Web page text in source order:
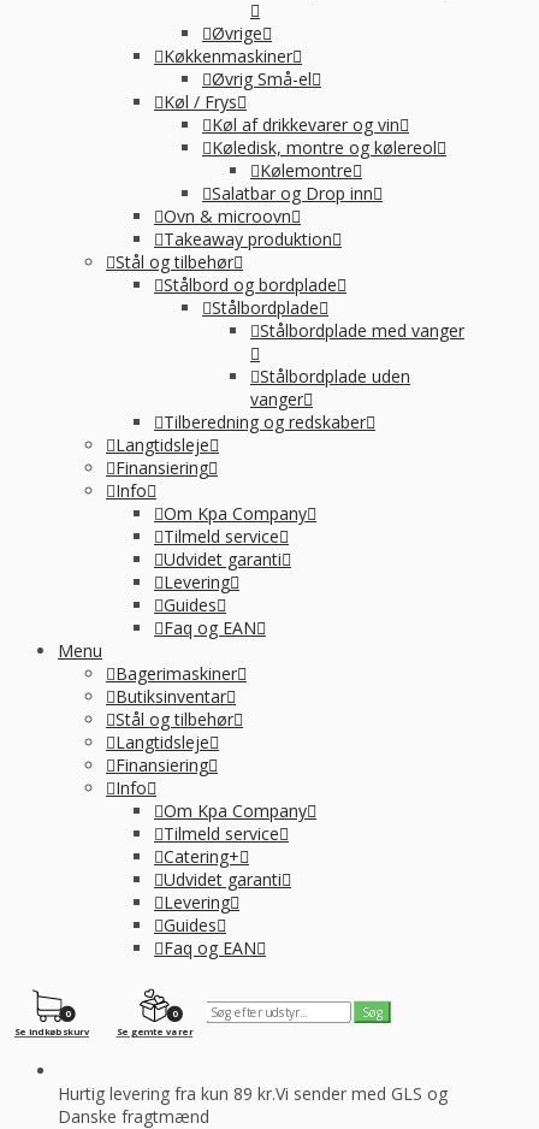
Øvrige
Køkkenmaskiner
Øvrig Små-el
Køl / Frys
Køl af drikkevarer og vin
Køledisk, montre og kølereol
Kølemontre
Salatbar og Drop inn
Ovn & microovn
Takeaway produktion
Stål og tilbehør
Stålbord og bordplade
Stålbordplade
Stålbordplade med vanger
Stålbordplade uden
vanger
Tilberedning og redskaber
Langtidsleje
Finansiering
Info
Om Kpa Company
Tilmeld service
Udvidet garanti
Levering
Guides
Faq og EAN
Menu
Bagerimaskiner
Butiksinventar
Stål og tilbehør
Langtidsleje
Finansiering
Info
Om Kpa Company
Tilmeld service
Catering+
Udvidet garanti
Levering
Guides
Faq og EAN
0
Se gemte varer
0
Se indkøbskurv
Hurtig levering fra kun 89 kr.Vi sender med GLS og
Danske fragtmænd